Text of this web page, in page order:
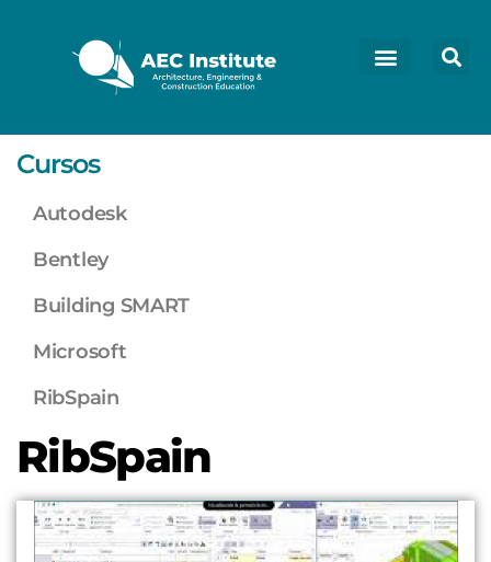
Cursos
Autodesk
Bentley
Building SMART
Microsoft
RibSpain
RibSpain